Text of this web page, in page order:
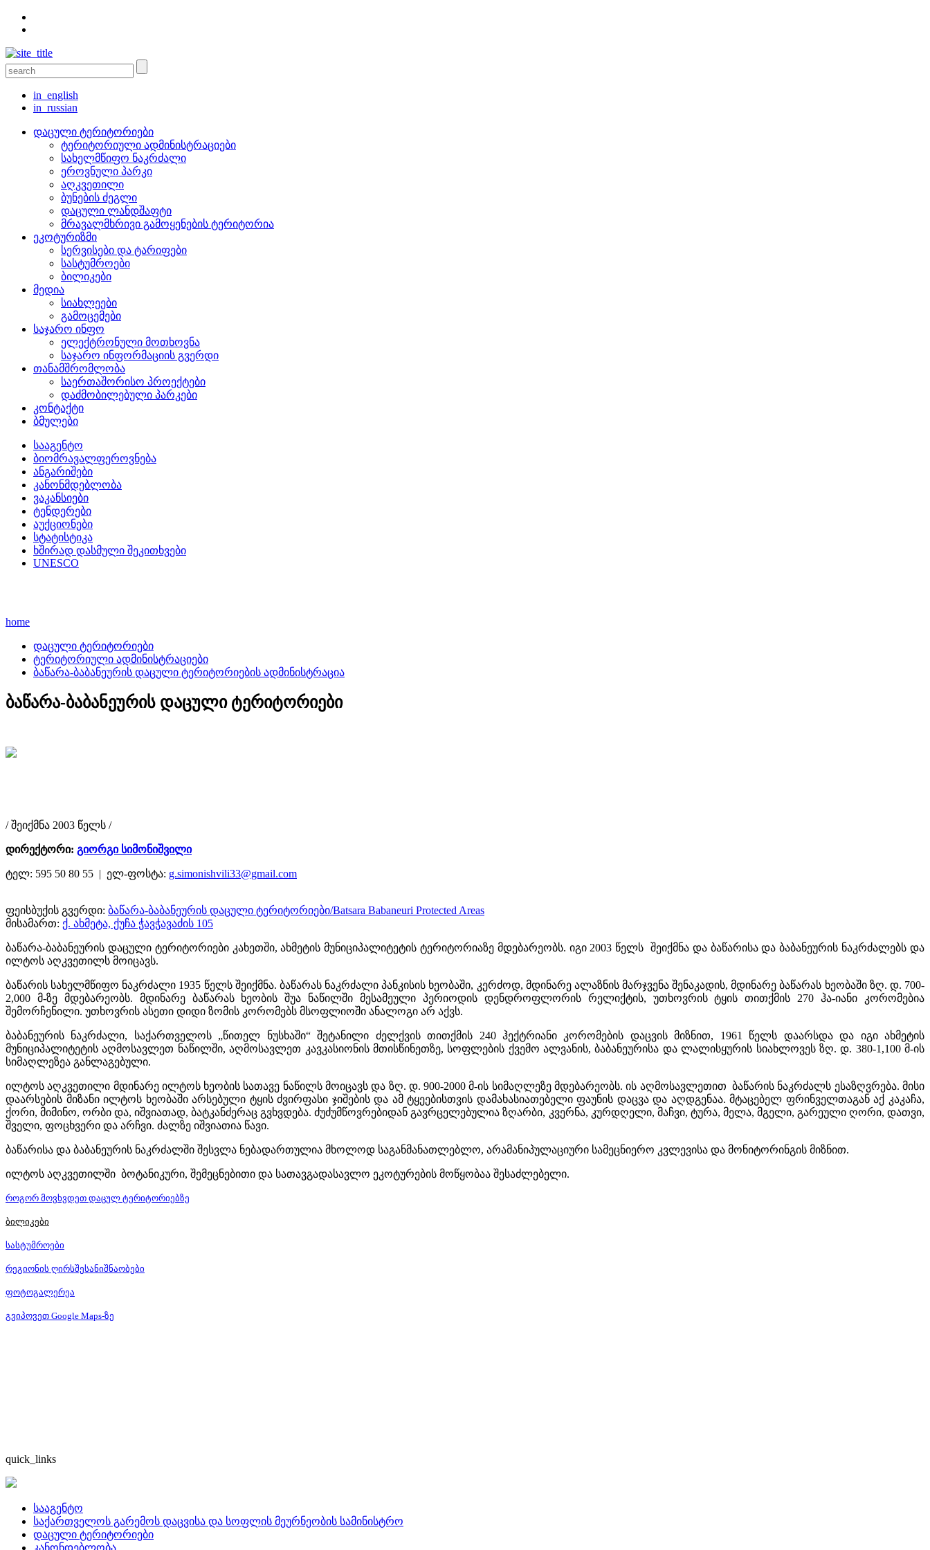
in_english
in_russian
დაცული ტერიტორიები
ტერიტორიული ადმინისტრაციები
სახელმწიფო ნაკრძალი
ეროვნული პარკი
აღკვეთილი
ბუნების ძეგლი
დაცული ლანდშაფტი
მრავალმხრივი გამოყენების ტერიტორია
ეკოტურიზმი
სერვისები და ტარიფები
სასტუმროები
ბილიკები
მედია
სიახლეები
გამოცემები
საჯარო ინფო
ელექტრონული მოთხოვნა
საჯარო ინფორმაციის გვერდი
თანამშრომლობა
საერთაშორისო პროექტები
დაძმობილებული პარკები
კონტაქტი
ბმულები
სააგენტო
ბიომრავალფეროვნება
ანგარიშები
კანონმდებლობა
ვაკანსიები
ტენდერები
აუქციონები
სტატისტიკა
ხშირად დასმული შეკითხვები
UNESCO
home
დაცული ტერიტორიები
ტერიტორიული ადმინისტრაციები
ბაწარა-ბაბანეურის დაცული ტერიტორიების ადმინისტრაცია
ბაწარა-ბაბანეურის დაცული ტერიტორიები
/ შეიქმნა 2003 წელს /
დირექტორი: გიორგი სიმონიშვილი
ტელ: 595 50 80 55 | ელ-ფოსტა: g.simonishvili33@gmail.com
ფეისბუქის გვერდი: ბაწარა-ბაბანეურის დაცული ტერიტორიები/Batsara Babaneuri Protected Areas
მისამართ: ქ. ახმეტა, ქუჩა ჭავჭავაძის 105
ბაწარა-ბაბანეურის დაცული ტერიტორიები კახეთში, ახმეტის მუნიციპალიტეტის ტერიტორიაზე მდებარეობს. იგი 2003 წელს შეიქმნა და ბაწარისა და ბაბანეურის ნაკრძალებს და
ილტოს აღკვეთილს მოიცავს.
ბაწარის სახელმწიფო ნაკრძალი 1935 წელს შეიქმნა. ბაწარას ნაკრძალი პანკისის ხეობაში, კერძოდ, მდინარე ალაზნის მარჯვენა შენაკადის, მდინარე ბაწარას ხეობაში ზღ. დ. 700-
2,000 მ-ზე მდებარეობს. მდინარე ბაწარას ხეობის შუა ნაწილში მესამეული პერიოდის დენდროფლორის რელიქტის, უთხოვრის ტყის თითქმის 270 ჰა-იანი კორომებია
შემორჩენილი. უთხოვრის ასეთი დიდი ზომის კორომებს მსოფლიოში ანალოგი არ აქვს.
ბაბანეურის ნაკრძალი, საქართველოს „წითელ ნუსხაში“ შეტანილი ძელქვის თითქმის 240 ჰექტრიანი კორომების დაცვის მიზნით, 1961 წელს დაარსდა და იგი ახმეტის
მუნიციპალიტეტის აღმოსავლეთ ნაწილში, აღმოსავლეთ კავკასიონის მთისწინეთზე, სოფლების ქვემო ალვანის, ბაბანეურისა და ლალისყურის სიახლოვეს ზღ. დ. 380-1,100 მ-ის
სიმაღლეზეა განლაგებული.
ილტოს აღკვეთილი მდინარე ილტოს ხეობის სათავე ნაწილს მოიცავს და ზღ. დ. 900-2000 მ-ის სიმაღლეზე მდებარეობს. ის აღმოსავლეთით ბაწარის ნაკრძალს ესაზღვრება. მისი
დაარსების მიზანი ილტოს ხეობაში არსებული ტყის ძვირფასი ჯიშების და ამ ტყეებისთვის დამახასიათებელი ფაუნის დაცვა და აღდგენაა. მტაცებელ ფრინველთაგან აქ კაკაჩა,
ქორი, მიმინო, ორბი და, იშვიათად, ბატკანძერაც გვხვდება. ძუძუმწოვრებიდან გავრცელებულია ზღარბი, კვერნა, კურდღელი, მაჩვი, ტურა, მელა, მგელი, გარეული ღორი, დათვი,
შველი, ფოცხვერი და არჩვი. ძალზე იშვიათია წავი.
ბაწარისა და ბაბანეურის ნაკრძალში შესვლა ნებადართულია მხოლოდ საგანმანათლებლო, არამანიპულაციური სამეცნიერო კვლევისა და მონიტორინგის მიზნით.
ილტოს აღკვეთილში ბოტანიკური, შემეცნებითი და სათავგადასავლო ეკოტურების მოწყობაა შესაძლებელი.
როგორ მოვხვდეთ დაცულ ტერიტორიებზე
ბილიკები
სასტუმროები
რეგიონის ღირსშესანიშნაობები
ფოტოგალერეა
გვიპოვეთ Google Maps-ზე
quick_links
სააგენტო
საქართველოს გარემოს დაცვისა და სოფლის მეურნეობის სამინისტრო
დაცული ტერიტორიები
კანონდებლობა